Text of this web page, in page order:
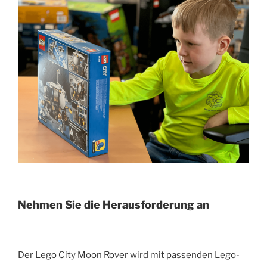
Nehmen Sie die Herausforderung an
Der Lego City Moon Rover wird mit passenden Lego-